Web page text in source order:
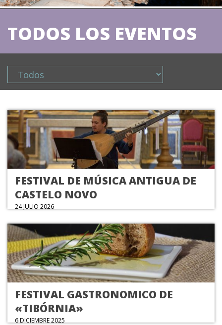
TODOS LOS EVENTOS
FESTIVAL DE MÚSICA ANTIGUA DE
CASTELO NOVO
24 JULIO 2026
FESTIVAL GASTRONOMICO DE
«TIBÓRNIA»
6 DICIEMBRE 2025